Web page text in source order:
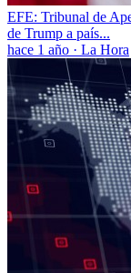
EFE: Tribunal de
de Trump a país...
hace 1 año · La Hora